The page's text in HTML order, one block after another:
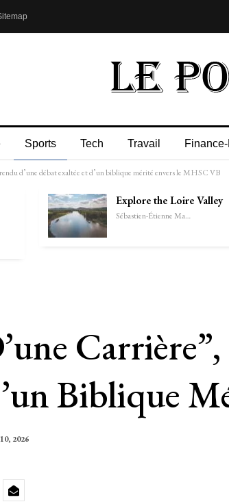
Sports Tech Travail
d’une débat exaltée et d’un biblique mérité envers le MHSC VB
Explore the Loire Valley
Sébastien-Étienne Marechal
Biblique
2026